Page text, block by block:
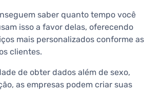
saber quanto tempo você
isso a favor delas, oferecendo
mais personalizados conforme as
clientes.
de obter dados além de sexo,
as empresas podem criar suas